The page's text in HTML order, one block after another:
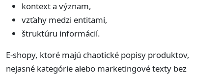
kontext a význam,
vzťahy medzi entitami,
štruktúru informácií.
E-shopy, ktoré majú chaotické popisy produktov,
nejasné kategórie alebo marketingové texty bez